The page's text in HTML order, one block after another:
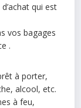
qui est
vos bagages
.
à porter,
alcool, etc.
à feu,